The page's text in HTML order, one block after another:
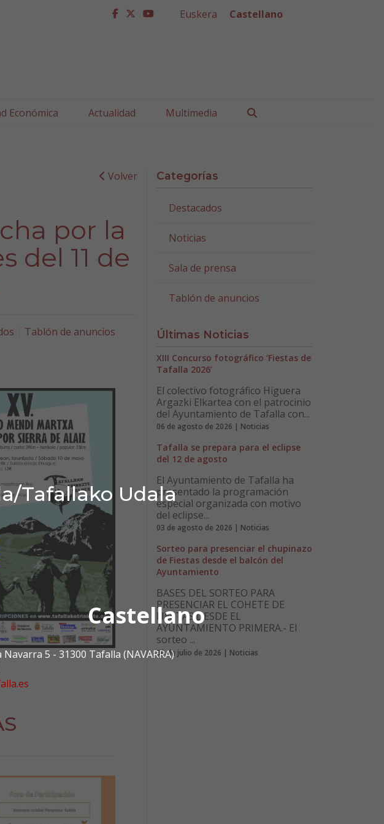
Tafallako Udala
Castellano
Navarra 5 - 31300 Tafalla (NAVARRA)
facebook
twitter
youtube
Euskera Castellano
Económica Actualidad Multimedia
Volver
por la
del 11 de
Tablón de anuncios
Categorías
Destacados
Noticias
Sala de prensa
Tablón de anuncios
Últimas Noticias
XIII Concurso fotográfico ‘Fiestas de
Tafalla 2026’
El colectivo fotográfico Higuera
Argazki Elkartea con el patrocinio
del Ayuntamiento de Tafalla con...
06 de agosto de 2026 | Noticias
Tafalla se prepara para el eclipse
del 12 de agosto
El Ayuntamiento de Tafalla ha
presentado la programación
especial organizada con motivo
del eclipse...
03 de agosto de 2026 | Noticias
Sorteo para presenciar el chupinazo
de Fiestas desde el balcón del
Ayuntamiento
BASES DEL SORTEO PARA
PRESENCIAR EL COHETE DE
FIESTAS DESDE EL
AYUNTAMIENTO PRIMERA.- El
sorteo ...
30 de julio de 2026 | Noticias